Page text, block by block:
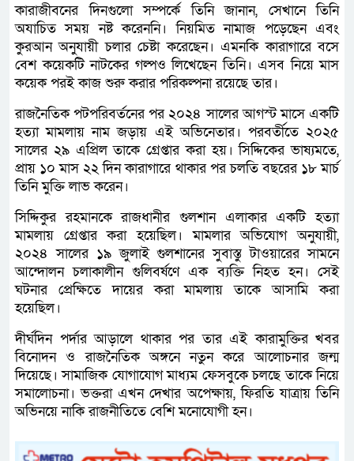
কারাজীবনের দিনগুলো সম্পর্কে তিনি জানান, সেখানে তিনি
অযাচিত সময় নষ্ট করেননি। নিয়মিত নামাজ পড়েছেন এবং
কুরআন অনুযায়ী চলার চেষ্টা করেছেন। এমনকি কারাগারে বসে
বেশ কয়েকটি নাটকের গল্পও লিখেছেন তিনি। এসব নিয়ে মাস
কয়েক পরই কাজ শুরু করার পরিকল্পনা রয়েছে তার।
রাজনৈতিক পটপরিবর্তনের পর ২০২৪ সালের আগস্ট মাসে একটি
হত্যা মামলায় নাম জড়ায় এই অভিনেতার। পরবর্তীতে ২০২৫
সালের ২৯ এপ্রিল তাকে গ্রেপ্তার করা হয়। সিদ্দিকের ভাষ্যমতে,
প্রায় ১০ মাস ২২ দিন কারাগারে থাকার পর চলতি বছরের ১৮ মার্চ
তিনি মুক্তি লাভ করেন।
সিদ্দিকুর রহমানকে রাজধানীর গুলশান এলাকার একটি হত্যা
মামলায় গ্রেপ্তার করা হয়েছিল। মামলার অভিযোগ অনুযায়ী,
২০২৪ সালের ১৯ জুলাই গুলশানের সুবাস্তু টাওয়ারের সামনে
আন্দোলন চলাকালীন গুলিবর্ষণে এক ব্যক্তি নিহত হন। সেই
ঘটনার প্রেক্ষিতে দায়ের করা মামলায় তাকে আসামি করা
হয়েছিল।
দীর্ঘদিন পর্দার আড়ালে থাকার পর তার এই কারামুক্তির খবর
বিনোদন ও রাজনৈতিক অঙ্গনে নতুন করে আলোচনার জন্ম
দিয়েছে। সামাজিক যোগাযোগ মাধ্যম ফেসবুকে চলছে তাকে নিয়ে
সমালোচনা। ভক্তরা এখন দেখার অপেক্ষায়, ফিরতি যাত্রায় তিনি
অভিনয়ে নাকি রাজনীতিতে বেশি মনোযোগী হন।